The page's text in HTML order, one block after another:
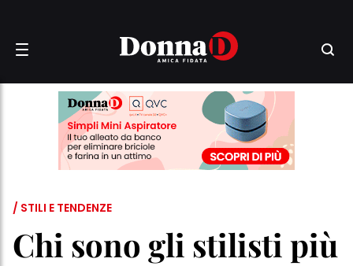
/ STILI E TENDENZE
Chi sono gli stilisti più